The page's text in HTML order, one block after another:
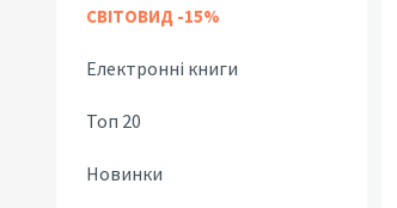
СВІТОВИД -15%
Електронні книги
Топ 20
Новинки